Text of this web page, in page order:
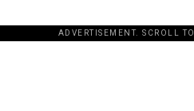
ADVERTISEMENT. SCROLL